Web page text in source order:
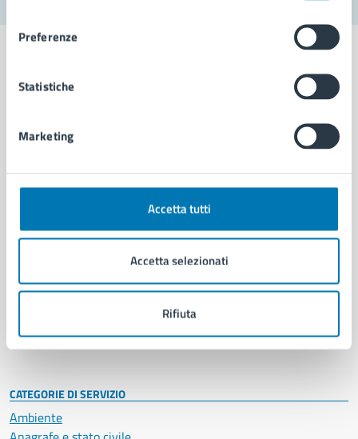
Preferenze
Statistiche
Marketing
Accetta tutti
Accetta selezionati
Rifiuta
Aree amministrative
Uffici
Politici
Intranet, posta aziendale e protocollo
CATEGORIE DI SERVIZIO
Ambiente